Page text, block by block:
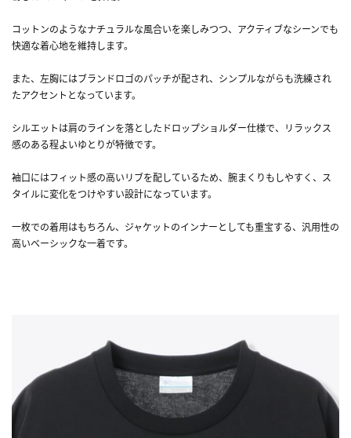
コットンのようなナチュラルな風合いを楽しみつつ、アクティブなシーンでも
快適な着心地を維持します。
また、左胸にはブランドロゴのパッチが配され、シンプルながらも洗練され
たアクセントとなっています。
シルエットは肩のラインを落としたドロップショルダー仕様で、リラックス
感のある程よいゆとりが特徴です。
袖口にはフィット感の高いリブを配しているため、腕まくりもしやすく、ス
タイルに変化をつけやすい設計になっています。
一枚での着用はもちろん、ジャケットのインナーとしても重宝する、汎用性の
高いベーシックな一着です。